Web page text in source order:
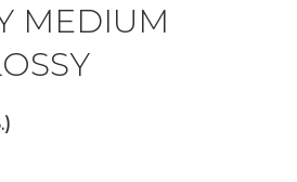
MEDIUM